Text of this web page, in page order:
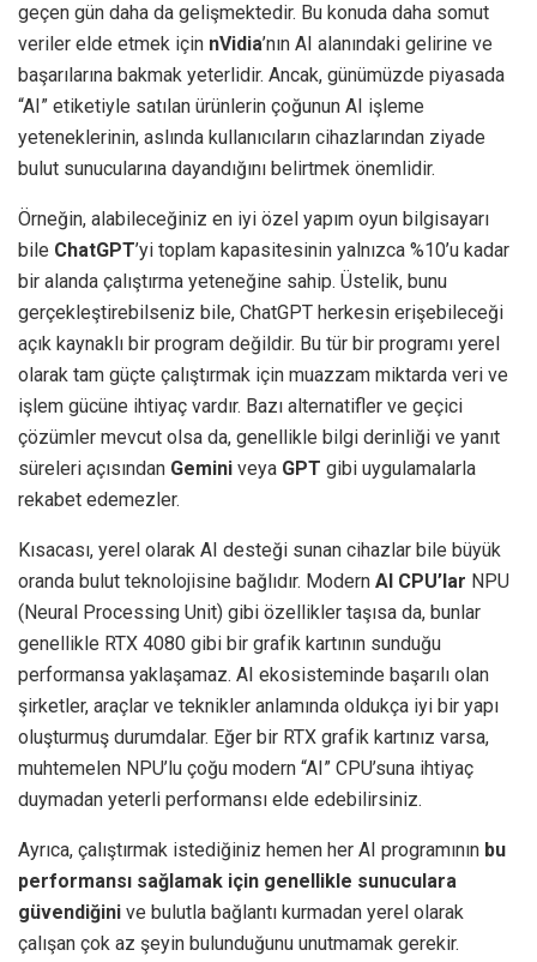
geçen gün daha da gelişmektedir. Bu konuda daha somut
veriler elde etmek için nVidia’nın AI alanındaki gelirine ve
başarılarına bakmak yeterlidir. Ancak, günümüzde piyasada
“AI” etiketiyle satılan ürünlerin çoğunun AI işleme
yeteneklerinin, aslında kullanıcıların cihazlarından ziyade
bulut sunucularına dayandığını belirtmek önemlidir.
Örneğin, alabileceğiniz en iyi özel yapım oyun bilgisayarı
bile ChatGPT’yi toplam kapasitesinin yalnızca %10’u kadar
bir alanda çalıştırma yeteneğine sahip. Üstelik, bunu
gerçekleştirebilseniz bile, ChatGPT herkesin erişebileceği
açık kaynaklı bir program değildir. Bu tür bir programı yerel
olarak tam güçte çalıştırmak için muazzam miktarda veri ve
işlem gücüne ihtiyaç vardır. Bazı alternatifler ve geçici
çözümler mevcut olsa da, genellikle bilgi derinliği ve yanıt
süreleri açısından Gemini veya GPT gibi uygulamalarla
rekabet edemezler.
Kısacası, yerel olarak AI desteği sunan cihazlar bile büyük
oranda bulut teknolojisine bağlıdır. Modern AI CPU’lar NPU
(Neural Processing Unit) gibi özellikler taşısa da, bunlar
genellikle RTX 4080 gibi bir grafik kartının sunduğu
performansa yaklaşamaz. AI ekosisteminde başarılı olan
şirketler, araçlar ve teknikler anlamında oldukça iyi bir yapı
oluşturmuş durumdalar. Eğer bir RTX grafik kartınız varsa,
muhtemelen NPU’lu çoğu modern “AI” CPU’suna ihtiyaç
duymadan yeterli performansı elde edebilirsiniz.
Ayrıca, çalıştırmak istediğiniz hemen her AI programının bu
performansı sağlamak için genellikle sunuculara
güvendiğini ve bulutla bağlantı kurmadan yerel olarak
çalışan çok az şeyin bulunduğunu unutmamak gerekir.